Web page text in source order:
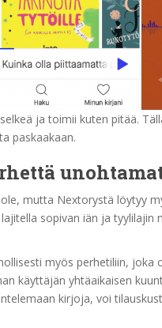
ja toimii kuten pitää.
paskaakaan.
mutta Nextorystä löytyy
sopivan iän ja tyylilajin
myös perhetiliin,
käyttäjän yhtäaikaisen
kirjoja, voi